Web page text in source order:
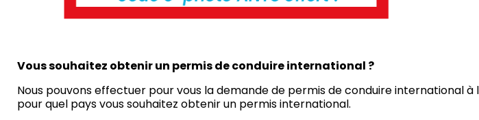
Vous souhaitez obtenir un permis de conduire international ?
Nous pouvons effectuer pour vous la demande de permis de conduire international
pour quel pays vous souhaitez obtenir un permis international.